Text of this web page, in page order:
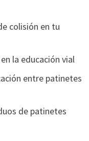
colisión en tu
la educación vial
entre patinetes
de patinetes